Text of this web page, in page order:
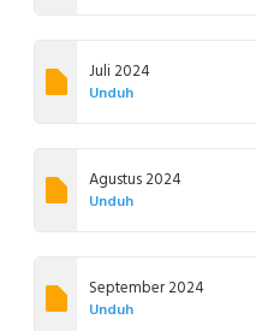
Juli 2024
Unduh
Agustus 2024
Unduh
September 2024
Unduh